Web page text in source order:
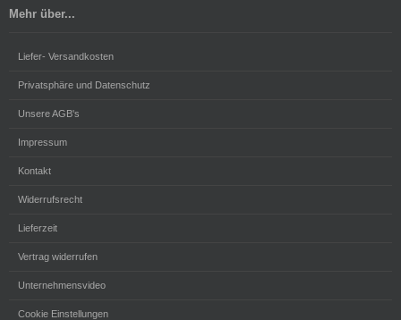
Mehr über...
Liefer- Versandkosten
Privatsphäre und Datenschutz
Unsere AGB's
Impressum
Kontakt
Widerrufsrecht
Lieferzeit
Vertrag widerrufen
Unternehmensvideo
Cookie Einstellungen